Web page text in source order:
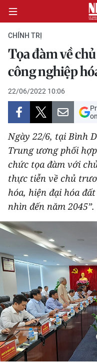
CHÍNH TRỊ
KINH TẾ
VĂN HÓA
XÃ HỘI
PHÁP LUẬT
DU LỊCH
THẾ GIỚI
THỂ THAO
GIÁO DỤC
KHOA HỌC - CÔNG
MÔI TRƯỜNG
BẠN ĐỌC
CHÍNH TRỊ
Tọa đàm về
công nghiệp
22/06/2022 10:06
Ngày 22/6, tại Bình
Trung ương phối
chức tọa đàm với
thực tiễn về chủ
hóa, hiện đại hóa
nhìn đến năm 2045”.